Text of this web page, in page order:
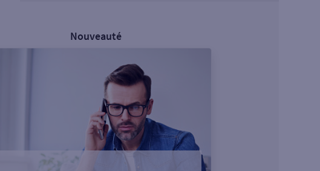
Nouveauté